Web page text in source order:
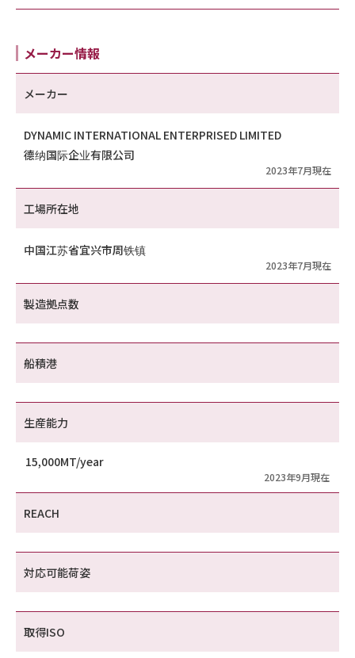
メーカー情報
メーカー
DYNAMIC INTERNATIONAL ENTERPRISED LIMITED
德纳国际企业有限公司
2023年7月現在
工場所在地
中国江苏省宜兴市周铁镇
2023年7月現在
製造拠点数
船積港
生産能力
15,000MT/year
2023年9月現在
REACH
対応可能荷姿
取得ISO